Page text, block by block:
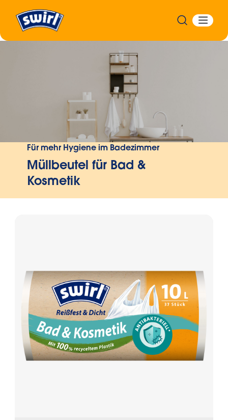
Zurück
Für mehr Hygiene im Badezimmer
Müllbeutel für Bad &
Kosmetik